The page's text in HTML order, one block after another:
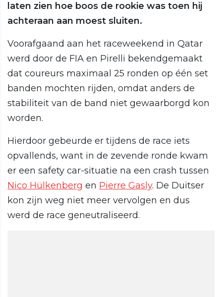
laten zien hoe boos de rookie was toen hij
achteraan aan moest sluiten.
Voorafgaand aan het raceweekend in Qatar
werd door de FIA en Pirelli bekendgemaakt
dat coureurs maximaal 25 ronden op één set
banden mochten rijden, omdat anders de
stabiliteit van de band niet gewaarborgd kon
worden.
Hierdoor gebeurde er tijdens de race iets
opvallends, want in de zevende ronde kwam
er een safety car-situatie na een crash tussen
Nico Hülkenberg en Pierre Gasly. De Duitser
kon zijn weg niet meer vervolgen en dus
werd de race geneutraliseerd.